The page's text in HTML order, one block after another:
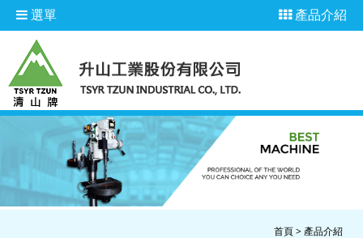
選單 產品介紹
首頁> 產品介紹